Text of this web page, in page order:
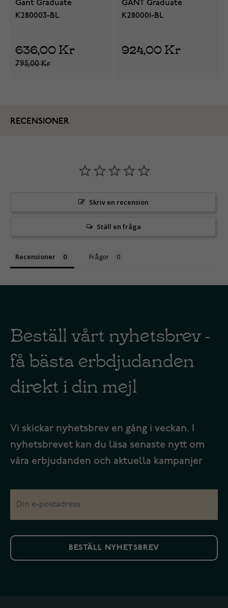
Gant Graduate
K280003-BL
636,00 Kr
795,00 Kr
GANT Graduate
K280001-BL
924,00 Kr
RECENSIONER
Skriv en recension
Ställ en fråga
Recensioner Frågor
Beställ vårt nyhetsbrev -
få bästa erbdjudanden
direkt i din mejl
Vi skickar nyhetsbrev en gång i veckan. I
nyhetsbrevet kan du läsa senaste nytt om
våra erbjudanden och aktuella kampanjer
BESTÄLL NYHETSBREV